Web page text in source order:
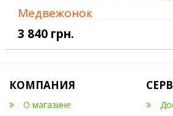
Медвежонок
3 840 грн.
КОМПАНИЯ
О магазине